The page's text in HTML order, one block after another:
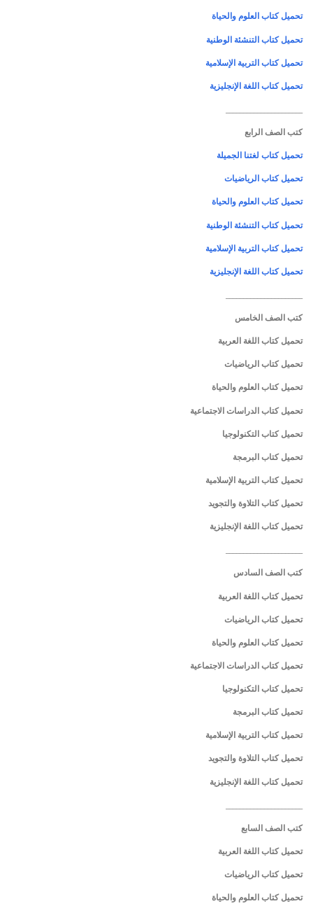
تحميل كتاب العلوم والحياة
تحميل كتاب التنشئة الوطنية
تحميل كتاب التربية الإسلامية
تحميل كتاب اللغة الإنجليزية
كتب الصف الرابع
تحميل كتاب لغتنا الجميلة
تحميل كتاب الرياضيات
تحميل كتاب العلوم والحياة
تحميل كتاب التنشئة الوطنية
تحميل كتاب التربية الإسلامية
تحميل كتاب اللغة الإنجليزية
كتب الصف الخامس
تحميل كتاب اللغة العربية
تحميل كتاب الرياضيات
تحميل كتاب العلوم والحياة
تحميل كتاب الدراسات الاجتماعية
تحميل كتاب التكنولوجيا
تحميل كتاب البرمجة
تحميل كتاب التربية الإسلامية
تحميل كتاب التلاوة والتجويد
تحميل كتاب اللغة الإنجليزية
كتب الصف السادس
تحميل كتاب اللغة العربية
تحميل كتاب الرياضيات
تحميل كتاب العلوم والحياة
تحميل كتاب الدراسات الاجتماعية
تحميل كتاب التكنولوجيا
تحميل كتاب البرمجة
تحميل كتاب التربية الإسلامية
تحميل كتاب التلاوة والتجويد
تحميل كتاب اللغة الإنجليزية
كتب الصف السابع
تحميل كتاب اللغة العربية
تحميل كتاب الرياضيات
تحميل كتاب العلوم والحياة